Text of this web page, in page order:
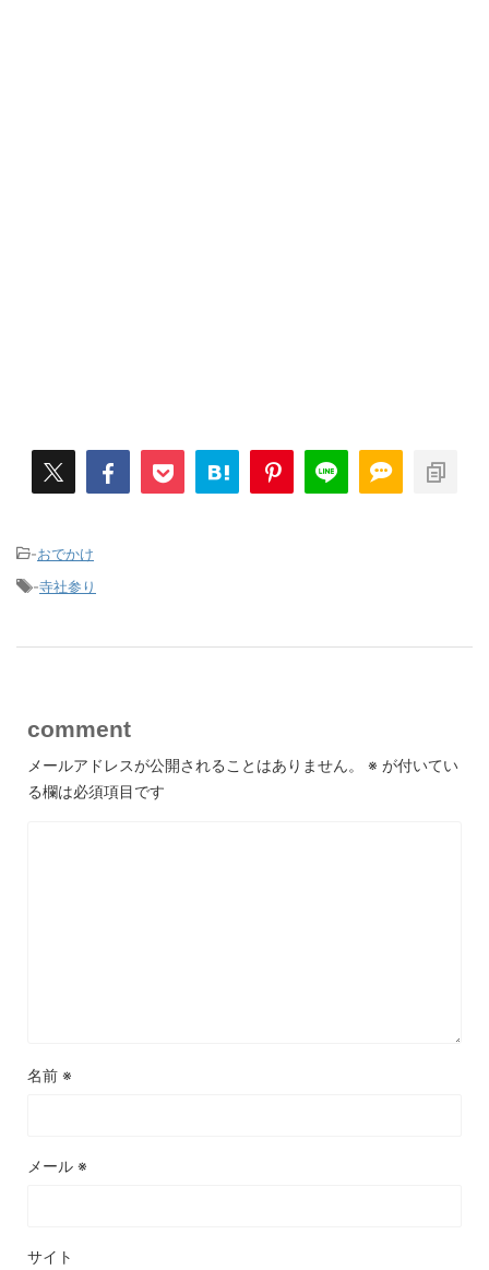
-おでかけ
-寺社参り
comment
メールアドレスが公開されることはありません。 ※ が付いてい
る欄は必須項目です
名前 ※
メール ※
サイト